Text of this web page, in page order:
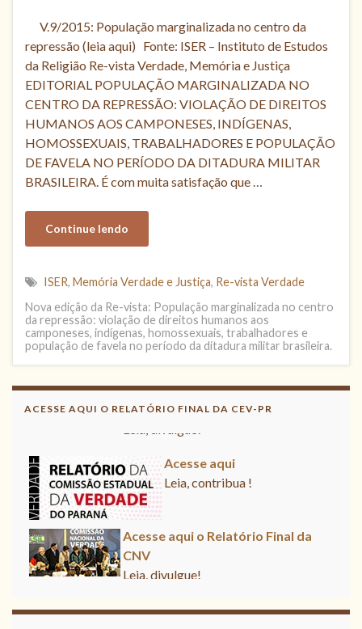
V.9/2015: População marginalizada no centro da
repressão (leia aqui) Fonte: ISER – Instituto de Estudos
da Religião Re-vista Verdade, Memória e Justiça
EDITORIAL POPULAÇÃO MARGINALIZADA NO
CENTRO DA REPRESSÃO: VIOLAÇÃO DE DIREITOS
HUMANOS AOS CAMPONESES, INDÍGENAS,
HOMOSSEXUAIS, TRABALHADORES E POPULAÇÃO
DE FAVELA NO PERÍODO DA DITADURA MILITAR
BRASILEIRA. É com muita satisfação que …
Continue lendo
ISER, Memória Verdade e Justiça, Re-vista Verdade
Nova edição da Re-vista: População marginalizada no centro
da repressão: violação de direitos humanos aos
camponeses, indígenas, homossexuais, trabalhadores e
população de favela no período da ditadura militar brasileira.
ACESSE AQUI O RELATÓRIO FINAL DA CEV-PR
Leia, contribua !
Acesse aqui o Relatório Final da
CNV
Leia, divulgue!